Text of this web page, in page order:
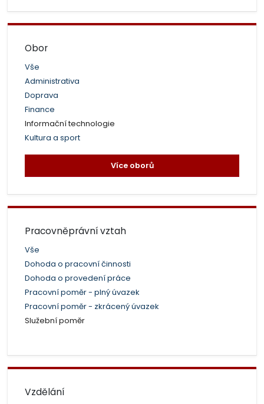
Obor
Vše
Administrativa
Doprava
Finance
Informační technologie
Kultura a sport
Více oborů
Pracovněprávní vztah
Vše
Dohoda o pracovní činnosti
Dohoda o provedení práce
Pracovní poměr - plný úvazek
Pracovní poměr - zkrácený úvazek
Služební poměr
Vzdělání